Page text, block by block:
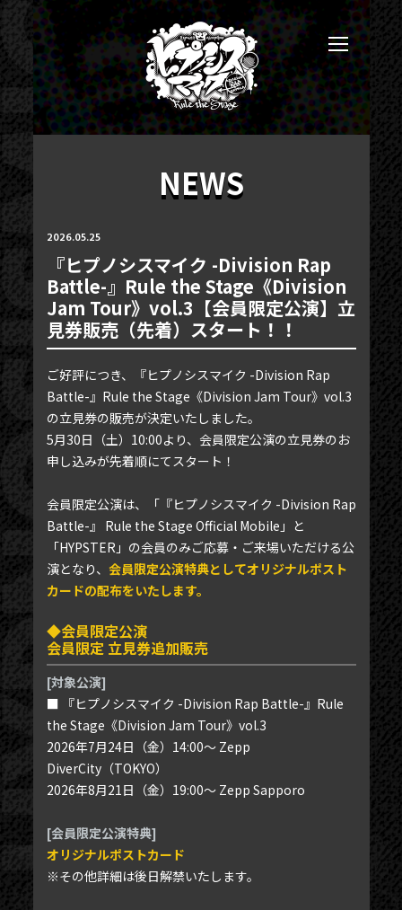
TICKET
NEWS
2026.05.25
『ヒプノシスマイク -Division Rap
Battle-』Rule the Stage《Division
Jam Tour》vol.3【会員限定公演】立
見券販売（先着）スタート！！
ご好評につき、『ヒプノシスマイク -Division Rap
Battle-』Rule the Stage《Division Jam Tour》vol.3
の立見券の販売が決定いたしました。
5月30日（土）10:00より、会員限定公演の立見券のお
申し込みが先着順にてスタート！
会員限定公演は、「『ヒプノシスマイク -Division Rap
Battle-』 Rule the Stage Official Mobile」と
「HYPSTER」の会員のみご応募・ご来場いただける公
演となり、 会員限定公演特典としてオリジナルポスト
カードの配布をいたします。
◆会員限定公演
会員限定 立見券追加販売
[対象公演]
■ 『ヒプノシスマイク -Division Rap Battle-』Rule
the Stage《Division Jam Tour》vol.3
2026年7月24日（金）14:00～ Zepp
DiverCity（TOKYO）
2026年8月21日（金）19:00～ Zepp Sapporo
[会員限定公演特典]
オリジナルポストカード
※その他詳細は後日解禁いたします。